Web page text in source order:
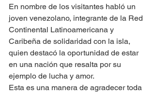
En nombre de los visitantes habló un
joven venezolano, integrante de la Red
Continental Latinoamericana y
Caribeña de solidaridad con la isla,
quien destacó la oportunidad de estar
en una nación que resalta por su
ejemplo de lucha y amor.
Esta es una manera de agradecer toda